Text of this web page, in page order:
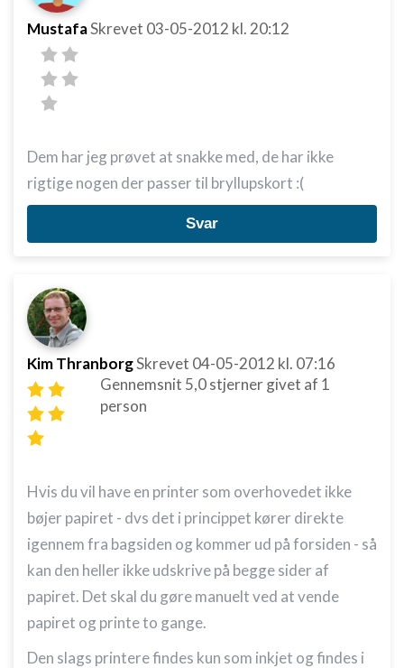
MustafaSkrevet 03-05-2012 kl. 20:12
Dem har jeg prøvet at snakke med, de har ikke
rigtige nogen der passer til bryllupskort :(
Svar
Kim ThranborgSkrevet 04-05-2012 kl. 07:16
Gennemsnit 5,0stjerner givet af 1
person
Hvis du vil have en printer som overhovedet ikke
bøjer papiret - dvs det i princippet kører direkte
igennem fra bagsiden og kommer ud på forsiden - så
kan den heller ikke udskrive på begge sider af
papiret. Det skal du gøre manuelt ved at vende
papiret og printe to gange.
Den slags printere findes kun som inkjet og findes i